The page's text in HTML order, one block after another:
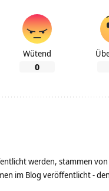
Wütend
0
werden, stammen
im Blog veröffentlicht -